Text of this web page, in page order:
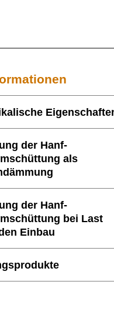
der Hanf-
als
der Hanf-
bei Last
Einbau